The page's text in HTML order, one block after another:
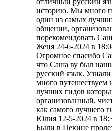
историю. Мы много
один из самых
общении,
порекомендовать
Женя 24-6-2024 в
Огромное спасибо
что Саша ву был
русский язык.
много путешествуем
лучших гидов
организованный,
как самого лучшего
Юлия 12-5-2024 в
Были в Пекине